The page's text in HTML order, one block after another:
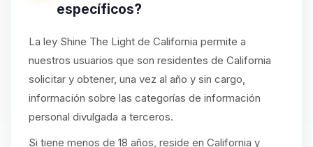
específicos?
La ley Shine The Light de California permite a
nuestros usuarios que son residentes de California
solicitar y obtener, una vez al año y sin cargo,
información sobre las categorías de información
personal divulgada a terceros.
Si tiene menos de 18 años, reside en California y